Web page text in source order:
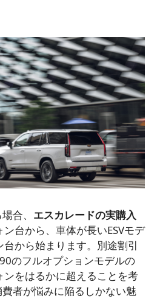
合、 エスカレードの実購入
ン台から、車体が長いESVモデ
から始まります。別途割引
のフルオプションモデルの
をはるかに超えることを考
者が悩みに陥るしかない魅